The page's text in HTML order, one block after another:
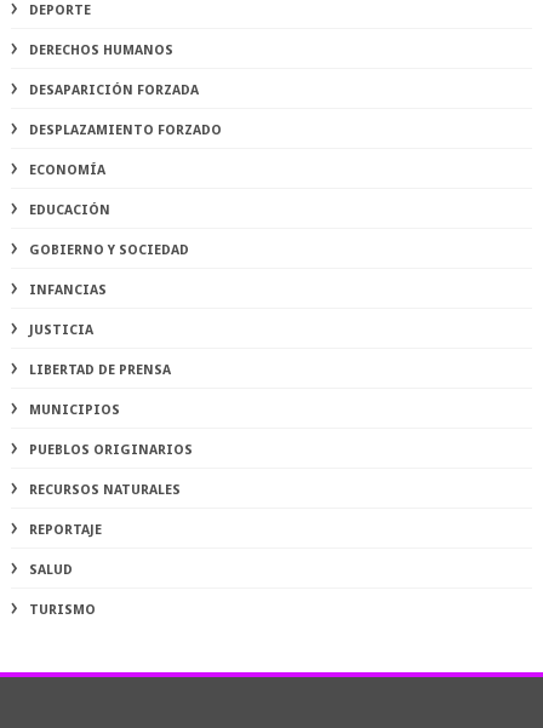
DEPORTE
DERECHOS HUMANOS
DESAPARICIÓN FORZADA
DESPLAZAMIENTO FORZADO
ECONOMÍA
EDUCACIÓN
GOBIERNO Y SOCIEDAD
INFANCIAS
JUSTICIA
LIBERTAD DE PRENSA
MUNICIPIOS
PUEBLOS ORIGINARIOS
RECURSOS NATURALES
REPORTAJE
SALUD
TURISMO